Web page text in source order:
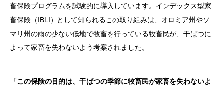
畜保険プログラムを試験的に導入しています。インデックス型家
畜保険（IBLI）として知られるこの取り組みは、オロミア州やソ
マリ州の雨の少ない低地で牧畜を行っている牧畜民が、干ばつに
よって家畜を失わないよう考案されました。
「この保険の目的は、干ばつの季節に牧畜民が家畜を失わないよ